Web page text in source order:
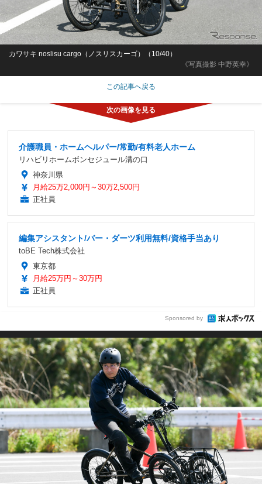
《写真撮影 中野英幸》
カワサキ noslisu cargo（ノスリスカーゴ）（10/40）
この記事へ戻る
介護職員・ホームヘルパー/常勤/有料老人ホーム
リハビリホームボンセジュール溝の口
神奈川県
月給25万2,000円～30万2,500円
正社員
編集アシスタント/バー・ダーツ利用無料/資格手当あり
toBE Tech株式会社
東京都
月給25万円～30万円
正社員
Sponsored by